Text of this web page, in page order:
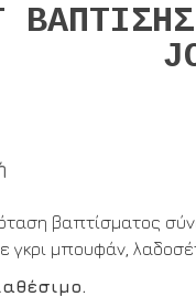
βαπτίσματος
γκρι μπουφάν,